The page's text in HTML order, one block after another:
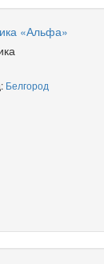
«Альфа»
Белгород